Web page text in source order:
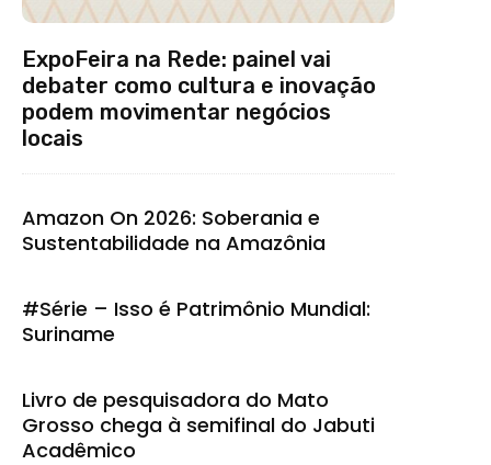
ExpoFeira na Rede: painel vai
debater como cultura e inovação
podem movimentar negócios
locais
Amazon On 2026: Soberania e
Sustentabilidade na Amazônia
#Série – Isso é Patrimônio Mundial:
Suriname
Livro de pesquisadora do Mato
Grosso chega à semifinal do Jabuti
Acadêmico